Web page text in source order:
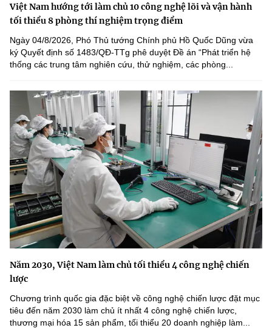
Việt Nam hướng tới làm chủ 10 công nghệ lõi và vận hành
tối thiểu 8 phòng thí nghiệm trọng điểm
Ngày 04/8/2026, Phó Thủ tướng Chính phủ Hồ Quốc Dũng vừa
ký Quyết định số 1483/QĐ-TTg phê duyệt Đề án “Phát triển hệ
thống các trung tâm nghiên cứu, thử nghiệm, các phòng...
Năm 2030, Việt Nam làm chủ tối thiểu 4 công nghệ chiến
lược
Chương trình quốc gia đặc biệt về công nghệ chiến lược đặt mục
tiêu đến năm 2030 làm chủ ít nhất 4 công nghệ chiến lược,
thương mại hóa 15 sản phẩm, tối thiểu 20 doanh nghiệp làm...